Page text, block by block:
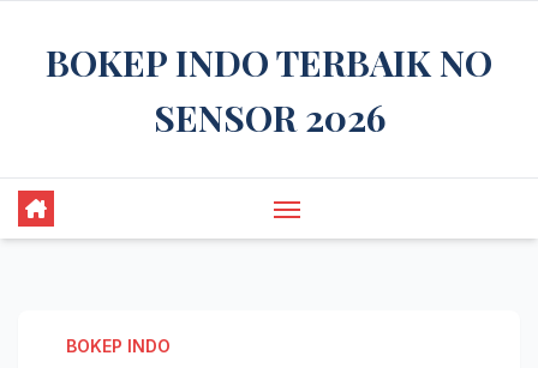
BOKEP INDO TERBAIK NO
SENSOR 2026
BOKEP INDO